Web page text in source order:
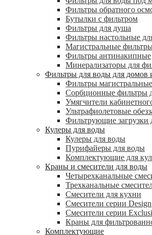
Фильтры обратного
Бутылки с фильтром
Фильтры для душа
Фильтры настольные
Магистральные
Фильтры антинакипные
Минерализаторы для
Фильтры для воды для домов
Фильтры
Сорбционные фильтры
Умягчители
Ультрафиолетовые
Фильтрующие загрузки
Кулеры для воды
Кулеры для воды
Пурифайеры для воды
Комплектующие для
Краны и смесители для воды
Четырехканальные
Трехканальные
Смесители для кухни
Смесители серии Design
Смесители серии
Краны для
Комплектующие